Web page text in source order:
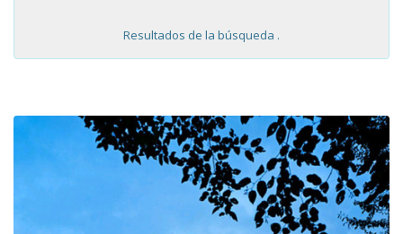
Resultados de la búsqueda .